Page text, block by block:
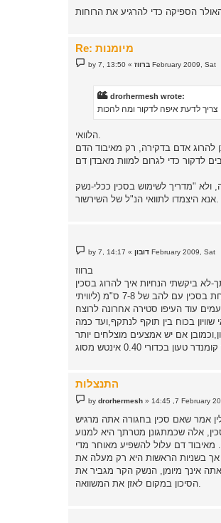
Re: מיומנות
P
o
by ברווז» 13:50 ,7 February 2009, Sat
drorhermesh wrote:
P
o
t
by דובון» 14:17 ,7 February 2009, Sat
ברווז
ראשית:כי אני חושש שאני יודע,ואכן המנגנון הנפוץ הוא של אובדן דם,אולם זה מנגנון לא מיידי-אנשים מצאו את מותם גם מדקירה אחת בסכין עם להב של 7-8 ס"מ (ליוויתי
בכוח בין תוקף לנתקף,ועד כמה
התנצלות
P
o
t
bydrorhermesh » 14:45 ,7 February
אמר שאם סכין בחגורה אתה מרגיש
בסכין, אלה שכמתגונן מטרתך היא למנוע
אך בשניות הראשות היא רק מעלה את
אינך מיומן, הנשק הקר מגביר את